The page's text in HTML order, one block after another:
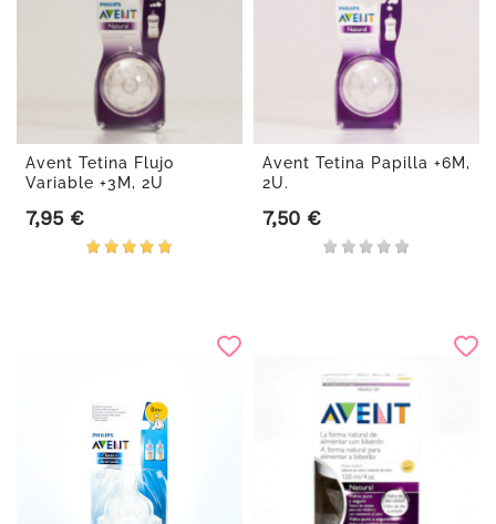
Avent Tetina Flujo
Variable +3M, 2U
Precio
7,95 €
Avent Tetina Papilla +6M,
2U.
Precio
7,50 €